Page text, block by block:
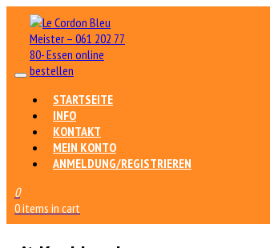
STARTSEITE
INFO
KONTAKT
MEIN KONTO
ANMELDUNG/REGISTRIEREN
0
0 items in cart